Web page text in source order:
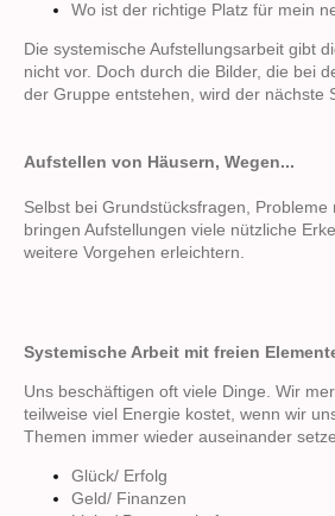
Wo ist der richtige Platz für mein
Die systemische Aufstellungsarbeit gibt
nicht vor. Doch durch die Bilder, die bei
der Gruppe entstehen, wird der nächste
Aufstellen von Häusern, Wegen...
Selbst bei Grundstücksfragen, Probleme
bringen Aufstellungen viele nützliche
weitere Vorgehen erleichtern.
Systemische Arbeit mit freien
Uns beschäftigen oft viele Dinge. Wir
teilweise viel Energie kostet, wenn wir
Themen immer wieder auseinander
Glück/ Erfolg
Geld/ Finanzen